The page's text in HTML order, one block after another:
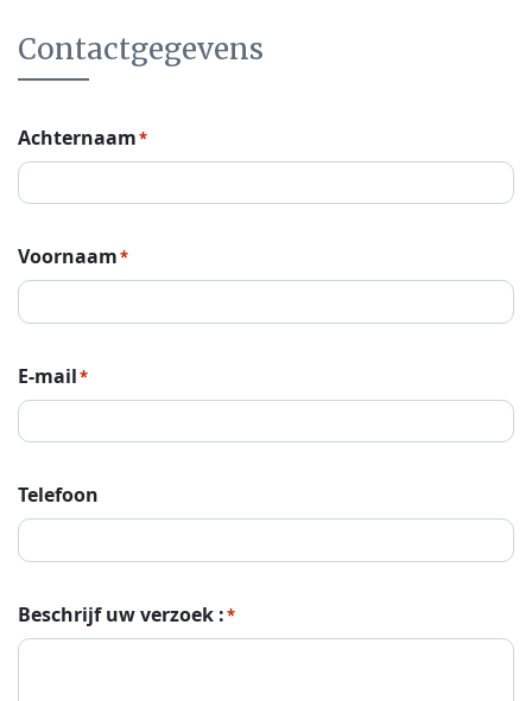
Contactgegevens
Achternaam*
Voornaam*
E-mail*
Telefoon
Beschrijf uw verzoek :*